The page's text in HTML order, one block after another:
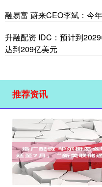
融易富 蔚来CEO李斌：今
升融配资 IDC：预计到
达到209亿美元
推荐资讯